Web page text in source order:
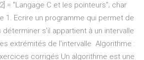
= "Langage C et les pointeurs"; char
1. Ecrire un programme qui permet de
déterminer s'il appartient à un intervalle
extrémités de l'intervalle Algorithme :
corrigés Un algorithme est une